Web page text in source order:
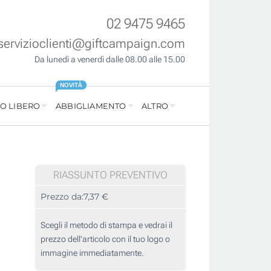
02 9475 9465
Da lunedì a venerdì dalle 08.00 alle 15.00
LIBERO ABBIGLIAMENTO
NOVITÀ
ALTRO
RIASSUNTO PREVENTIVO
Prezzo da:7,37 €
Scegli il metodo di stampa e vedrai il
prezzo dell'articolo con il tuo logo o
immagine immediatamente.